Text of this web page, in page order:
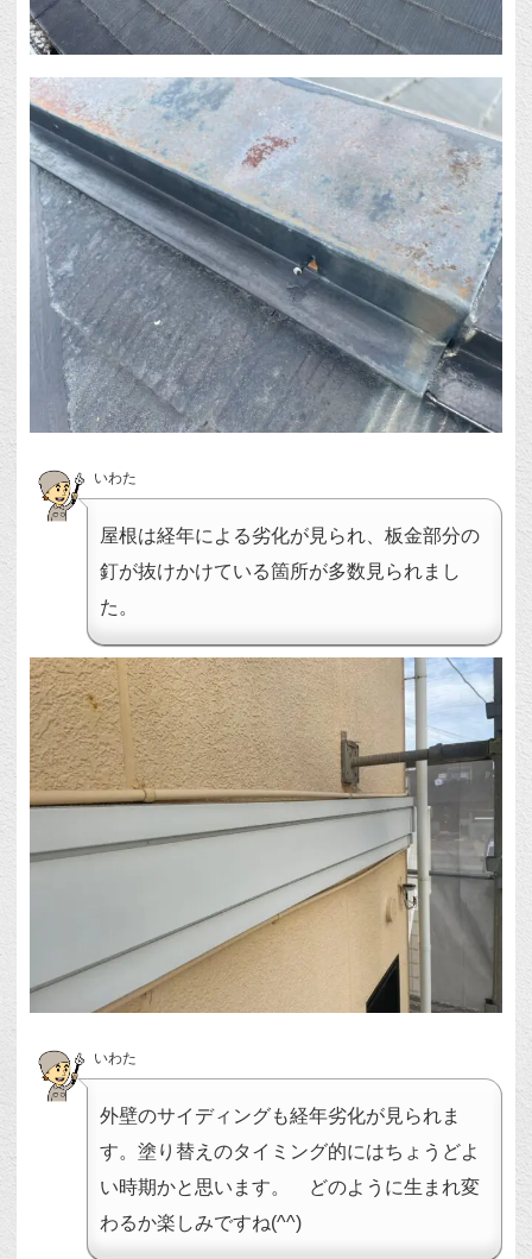
いわた
屋根は経年による劣化が見られ、板金部分の
釘が抜けかけている箇所が多数見られまし
た。
いわた
外壁のサイディングも経年劣化が見られま
す。塗り替えのタイミング的にはちょうどよ
い時期かと思います。 どのように生まれ変
わるか楽しみですね(^^)